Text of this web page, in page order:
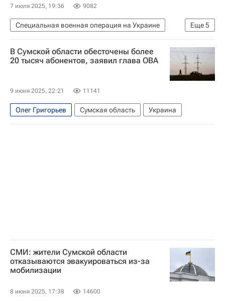
7 июля 2025, 19:36 9082
Еще5
Специальная военная операция на Украине
В мире
Сумская область
Украина
Вооруженные силы Украины
В Сумской области обесточены более
20 тысяч абонентов, заявил глава ОВА
9 июня 2025, 22:21 11141
Олег Григорьев Сумская область Украина
СМИ: жители Сумской области
отказываются эвакуироваться из-за
мобилизации
8 июня 2025, 17:38 14600